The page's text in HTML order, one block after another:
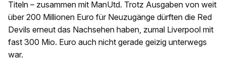
Titeln – zusammen mit ManUtd. Trotz Ausgaben von weit
über 200 Millionen Euro für Neuzugänge dürften die Red
Devils erneut das Nachsehen haben, zumal Liverpool mit
fast 300 Mio. Euro auch nicht gerade geizig unterwegs
war.